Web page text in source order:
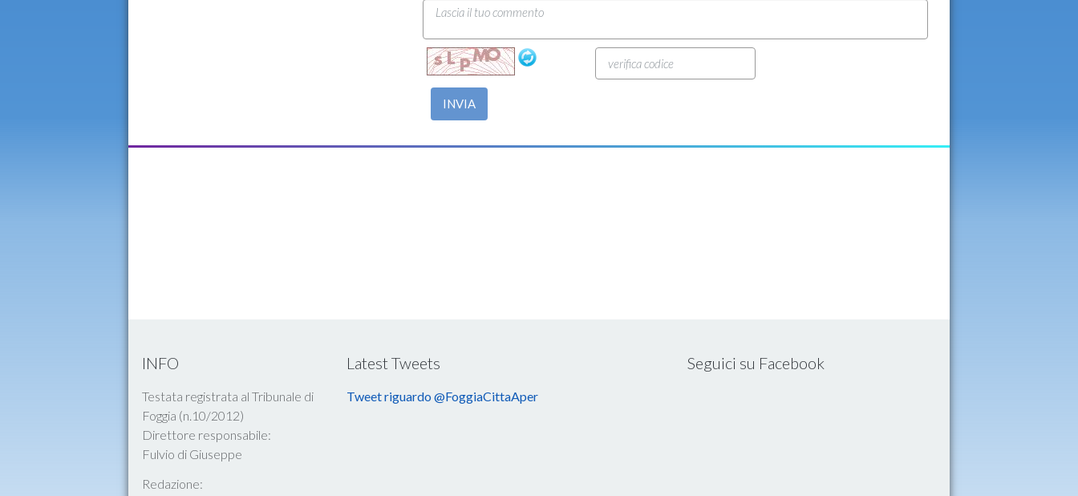
INVIA
INFO
Testata registrata al Tribunale di
Foggia (n.10/2012)
Direttore responsabile:
Fulvio di Giuseppe
Redazione:
Latest Tweets
Tweet riguardo @FoggiaCittaAper
Seguici su Facebook